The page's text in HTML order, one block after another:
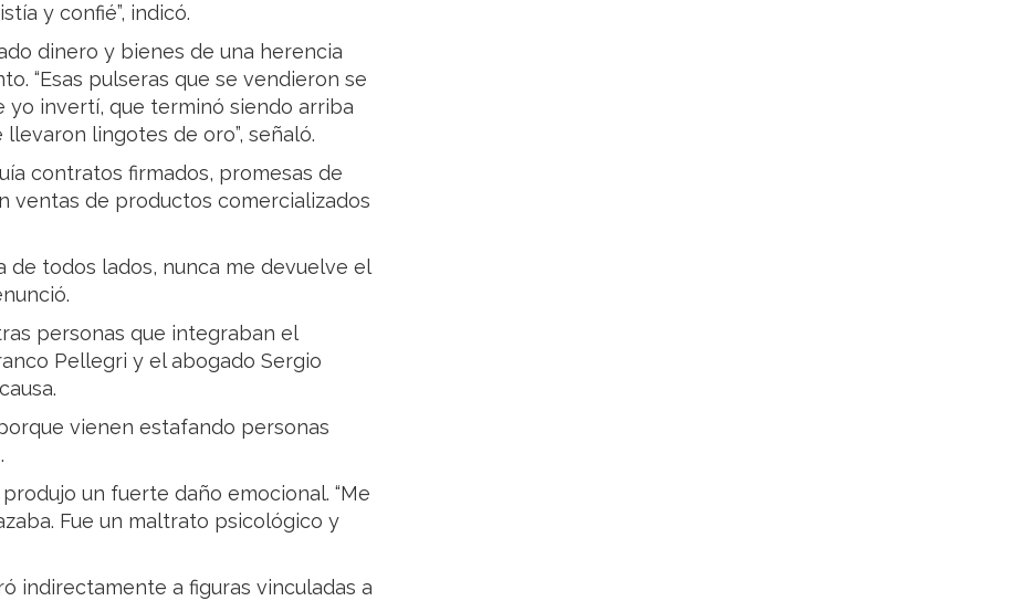
y confié”, indicó.
dinero y bienes de una herencia
“Esas pulseras que se vendieron se
invertí, que terminó siendo arriba
lingotes de oro”, señaló.
contratos firmados, promesas de
ventas de productos comercializados
de todos lados, nunca me devuelve el
personas que integraban el
Pellegri y el abogado Sergio
vienen estafando personas
un fuerte daño emocional. “Me
Fue un maltrato psicológico y
indirectamente a figuras vinculadas a